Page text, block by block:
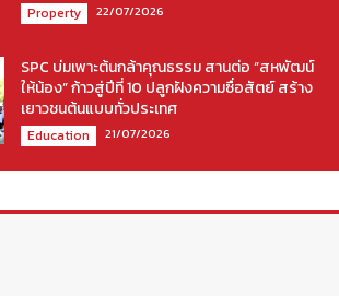
Property 22/07/2026
SPC บ่มเพาะต้นกล้าคุณธรรม สานต่อ “สหพัฒน์
ให้น้อง” ก้าวสู่ปีที่ 10 ปลูกฝังความซื่อสัตย์ สร้าง
เยาวชนต้นแบบทั่วประเทศ
Education 21/07/2026